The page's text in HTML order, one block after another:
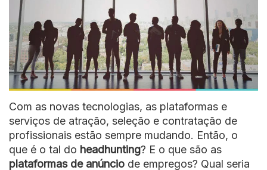
Com as novas tecnologias, as plataformas e
serviços de atração, seleção e contratação de
profissionais estão sempre mudando. Então, o
que é o tal do headhunting? E o que são as
plataformas de anúncio de empregos? Qual seria